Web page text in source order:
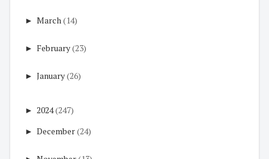
► March(14)
► February(23)
► January(26)
► 2024(247)
► December(24)